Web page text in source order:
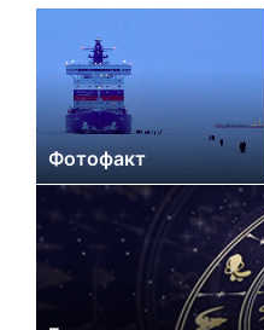
Фотофакт